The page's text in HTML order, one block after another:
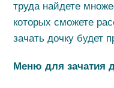
труда найдете
которых сможете
зачать дочку будет
Меню для зачатия